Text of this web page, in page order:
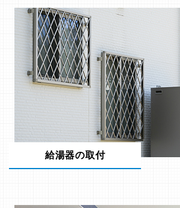
給湯器の取付